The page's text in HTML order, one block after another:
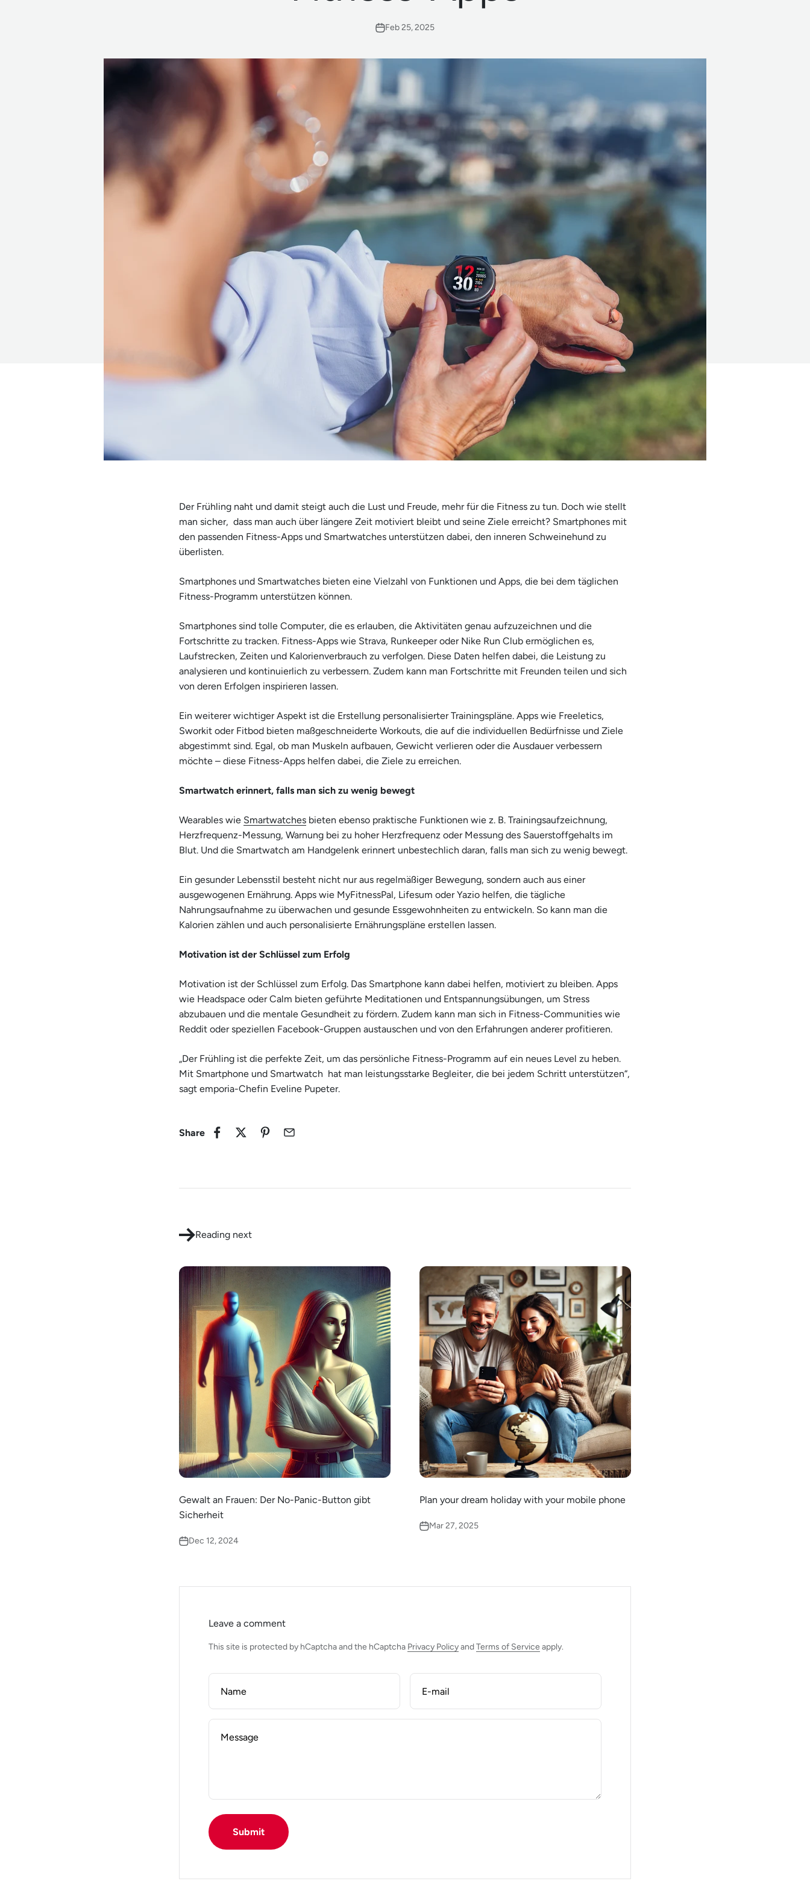
Feb 25, 2025
Der Frühling naht und damit steigt auch die Lust und Freude, mehr für die Fitness zu tun. Doch wie stellt
man sicher, dass man auch über längere Zeit motiviert bleibt und seine Ziele erreicht? Smartphones mit
den passenden Fitness-Apps und Smartwatches unterstützen dabei, den inneren Schweinehund zu
überlisten.
Smartphones und Smartwatches bieten eine Vielzahl von Funktionen und Apps, die bei dem täglichen
Fitness-Programm unterstützen können.
Smartphones sind tolle Computer, die es erlauben, die Aktivitäten genau aufzuzeichnen und die
Fortschritte zu tracken. Fitness-Apps wie Strava, Runkeeper oder Nike Run Club ermöglichen es,
Laufstrecken, Zeiten und Kalorienverbrauch zu verfolgen. Diese Daten helfen dabei, die Leistung zu
analysieren und kontinuierlich zu verbessern. Zudem kann man Fortschritte mit Freunden teilen und sich
von deren Erfolgen inspirieren lassen.
Ein weiterer wichtiger Aspekt ist die Erstellung personalisierter Trainingspläne. Apps wie Freeletics,
Sworkit oder Fitbod bieten maßgeschneiderte Workouts, die auf die individuellen Bedürfnisse und Ziele
abgestimmt sind. Egal, ob man Muskeln aufbauen, Gewicht verlieren oder die Ausdauer verbessern
möchte – diese Fitness-Apps helfen dabei, die Ziele zu erreichen.
Smartwatch erinnert, falls man sich zu wenig bewegt
Wearables wie Smartwatches bieten ebenso praktische Funktionen wie z. B. Trainingsaufzeichnung,
Herzfrequenz-Messung, Warnung bei zu hoher Herzfrequenz oder Messung des Sauerstoffgehalts im
Blut. Und die Smartwatch am Handgelenk erinnert unbestechlich daran, falls man sich zu wenig bewegt.
Ein gesunder Lebensstil besteht nicht nur aus regelmäßiger Bewegung, sondern auch aus einer
ausgewogenen Ernährung. Apps wie MyFitnessPal, Lifesum oder Yazio helfen, die tägliche
Nahrungsaufnahme zu überwachen und gesunde Essgewohnheiten zu entwickeln. So kann man die
Kalorien zählen und auch personalisierte Ernährungspläne erstellen lassen.
Motivation ist der Schlüssel zum Erfolg
Motivation ist der Schlüssel zum Erfolg. Das Smartphone kann dabei helfen, motiviert zu bleiben. Apps
wie Headspace oder Calm bieten geführte Meditationen und Entspannungsübungen, um Stress
abzubauen und die mentale Gesundheit zu fördern. Zudem kann man sich in Fitness-Communities wie
Reddit oder speziellen Facebook-Gruppen austauschen und von den Erfahrungen anderer profitieren.
„Der Frühling ist die perfekte Zeit, um das persönliche Fitness-Programm auf ein neues Level zu heben.
Mit Smartphone und Smartwatch hat man leistungsstarke Begleiter, die bei jedem Schritt unterstützen“,
sagt emporia-Chefin Eveline Pupeter.
Share
Reading next
Gewalt an Frauen: Der No-Panic-Button gibt
Sicherheit
Dec 12, 2024
Plan your dream holiday with your mobile phone
Mar 27, 2025
Leave a comment
This site is protected by hCaptcha and the hCaptcha Privacy PolicyandTerms of Service apply.
Name E-mail
Message
Submit